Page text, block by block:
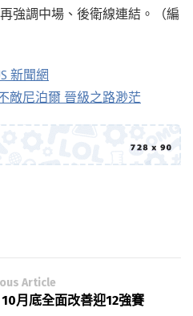
強調中場、後衛線連結。（編
新聞網
敵尼泊爾 晉級之路渺茫
Article
月底全面改善迎12強賽